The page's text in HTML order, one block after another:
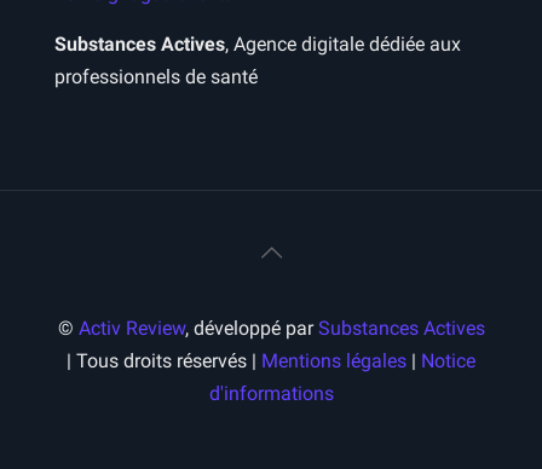
Substances Actives, Agence digitale dédiée aux
professionnels de santé
© Activ Review, développé parSubstances Actives
| Tous droits réservés | Mentions légales | Notice
d'informations